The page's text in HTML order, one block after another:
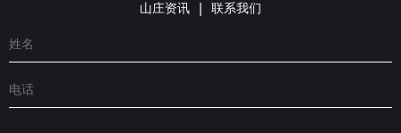
山庄资讯 联系我们